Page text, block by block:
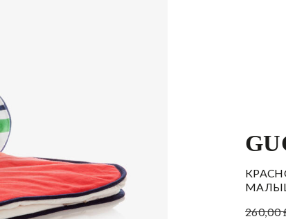
260,00